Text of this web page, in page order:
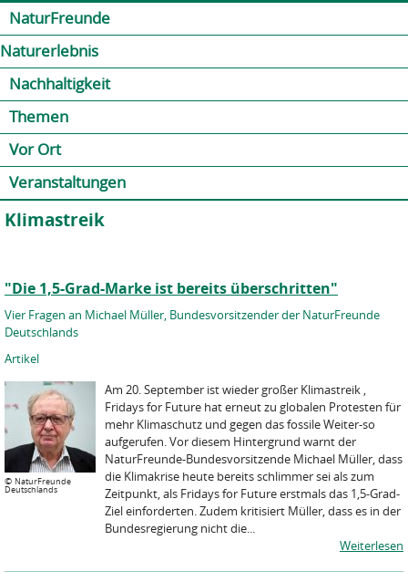
NaturFreunde
Naturerlebnis
Nachhaltigkeit
Themen
Vor Ort
Veranstaltungen
Klimastreik
"Die 1,5-Grad-Marke ist bereits überschritten"
Vier Fragen an Michael Müller, Bundesvorsitzender der NaturFreunde
Deutschlands
Artikel
© NaturFreunde
Deutschlands
Am 20. September ist wieder großer Klimastreik ,
Fridays for Future hat erneut zu globalen Protesten für
mehr Klimaschutz und gegen das fossile Weiter-so
aufgerufen. Vor diesem Hintergrund warnt der
NaturFreunde-Bundesvorsitzende Michael Müller, dass
die Klimakrise heute bereits schlimmer sei als zum
Zeitpunkt, als Fridays for Future erstmals das 1,5-Grad-
Ziel einforderten. Zudem kritisiert Müller, dass es in der
Bundesregierung nicht die...
Weiterlesen